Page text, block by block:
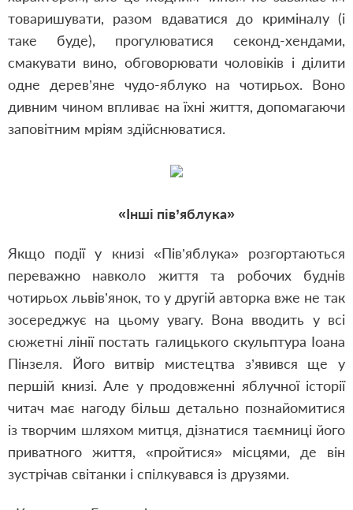
товаришувати, разом вдаватися до криміналу (і
таке буде), прогулюватися секонд-хендами,
смакувати вино, обговорювати чоловіків і ділити
одне дерев’яне чудо-яблуко на чотирьох. Воно
дивним чином впливає на їхні життя, допомагаючи
заповітним мріям здійснюватися.
«Інші пів’яблука»
Якщо події у книзі «Пів’яблука» розгортаються
переважно навколо життя та робочих буднів
чотирьох львів’янок, то у другій авторка вже не так
зосереджує на цьому увагу. Вона вводить у всі
сюжетні лінії постать галицького скульптура Іоана
Пінзеля. Його витвір мистецтва з’явився ще у
першій книзі. Але у продовженні яблучної історії
читач має нагоду більш детально познайомитися
із творчим шляхом митця, дізнатися таємниці його
приватного життя, «пройтися» місцями, де він
зустрічав світанки і спілкувався із друзями.